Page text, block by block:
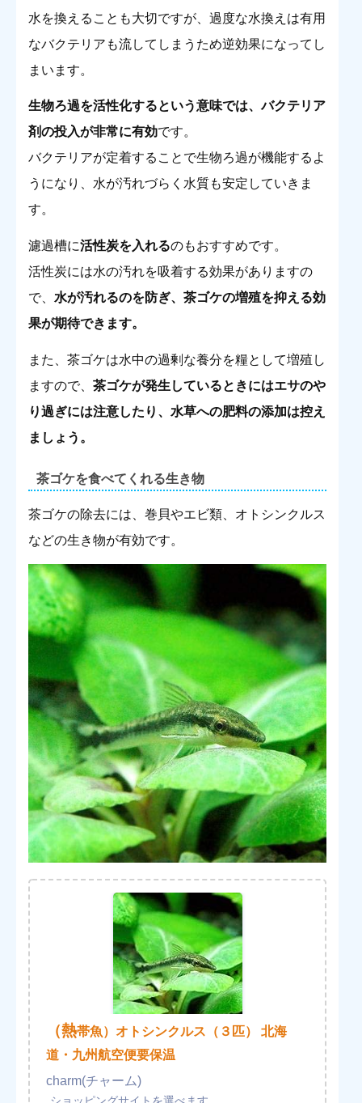
水を換えることも大切ですが、過度な水換えは有用
なバクテリアも流してしまうため逆効果になってし
まいます。
生物ろ過を活性化するという意味では、バクテリア
剤の投入が非常に有効です。
バクテリアが定着することで生物ろ過が機能するよ
うになり、水が汚れづらく水質も安定していきま
す。
濾過槽に活性炭を入れるのもおすすめです。
活性炭には水の汚れを吸着する効果がありますの
で、 水が汚れるのを防ぎ、茶ゴケの増殖を抑える効
果が期待できます。
また、茶ゴケは水中の過剰な養分を糧として増殖し
ますので、 茶ゴケが発生しているときにはエサのや
り過ぎには注意したり、水草への肥料の添加は控え
ましょう。
茶ゴケを食べてくれる生き物
茶ゴケの除去には、巻貝やエビ類、オトシンクルス
などの生き物が有効です。
（熱帯魚）オトシンクルス（３匹） 北海
道・九州航空便要保温
charm(チャーム)